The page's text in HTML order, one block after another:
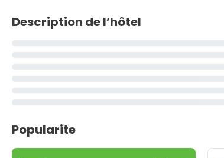
Description de l’hôtel
Popularite